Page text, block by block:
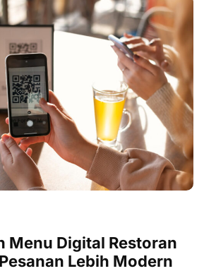
Menu Digital Restoran
Lebih Modern